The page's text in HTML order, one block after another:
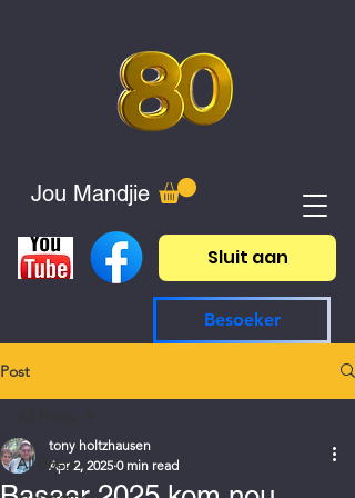
Jou Mandjie
Sluit aan
Besoeker
Post
All Posts
tony holtzhausen
Apr 2, 2025 0 min read